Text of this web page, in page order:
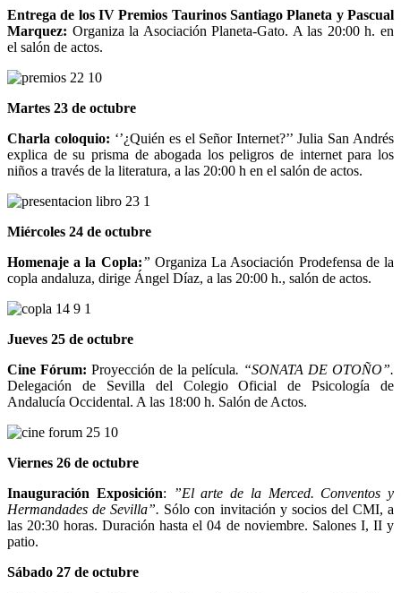
Entrega de los IV Premios Taurinos Santiago Planeta y Pascual
Marquez: Organiza la Asociación Planeta-Gato. A las 20:00 h. en
el salón de actos.
Martes 23 de octubre
Charla coloquio: ‘’¿Quién es el Señor Internet?’’ Julia San Andrés
explica de su prisma de abogada los peligros de internet para los
niños a través de la literatura, a las 20:00 h en el salón de actos.
Miércoles 24 de octubre
Homenaje a la Copla:” Organiza La Asociación Prodefensa de la
copla andaluza, dirige Ángel Díaz, a las 20:00 h., salón de actos.
Jueves 25 de octubre
Cine Fórum: Proyección de la película. “SONATA DE OTOÑO”.
Delegación de Sevilla del Colegio Oficial de Psicología de
Andalucía Occidental. A las 18:00 h. Salón de Actos.
Viernes 26 de octubre
Inauguración Exposición:
”El arte de la Merced. Conventos y
Hermandades de Sevilla”. Sólo con invitación y socios del CMI, a
las 20:30 horas. Duración hasta el 04 de noviembre. Salones I, II y
patio.
Sábado 27 de octubre